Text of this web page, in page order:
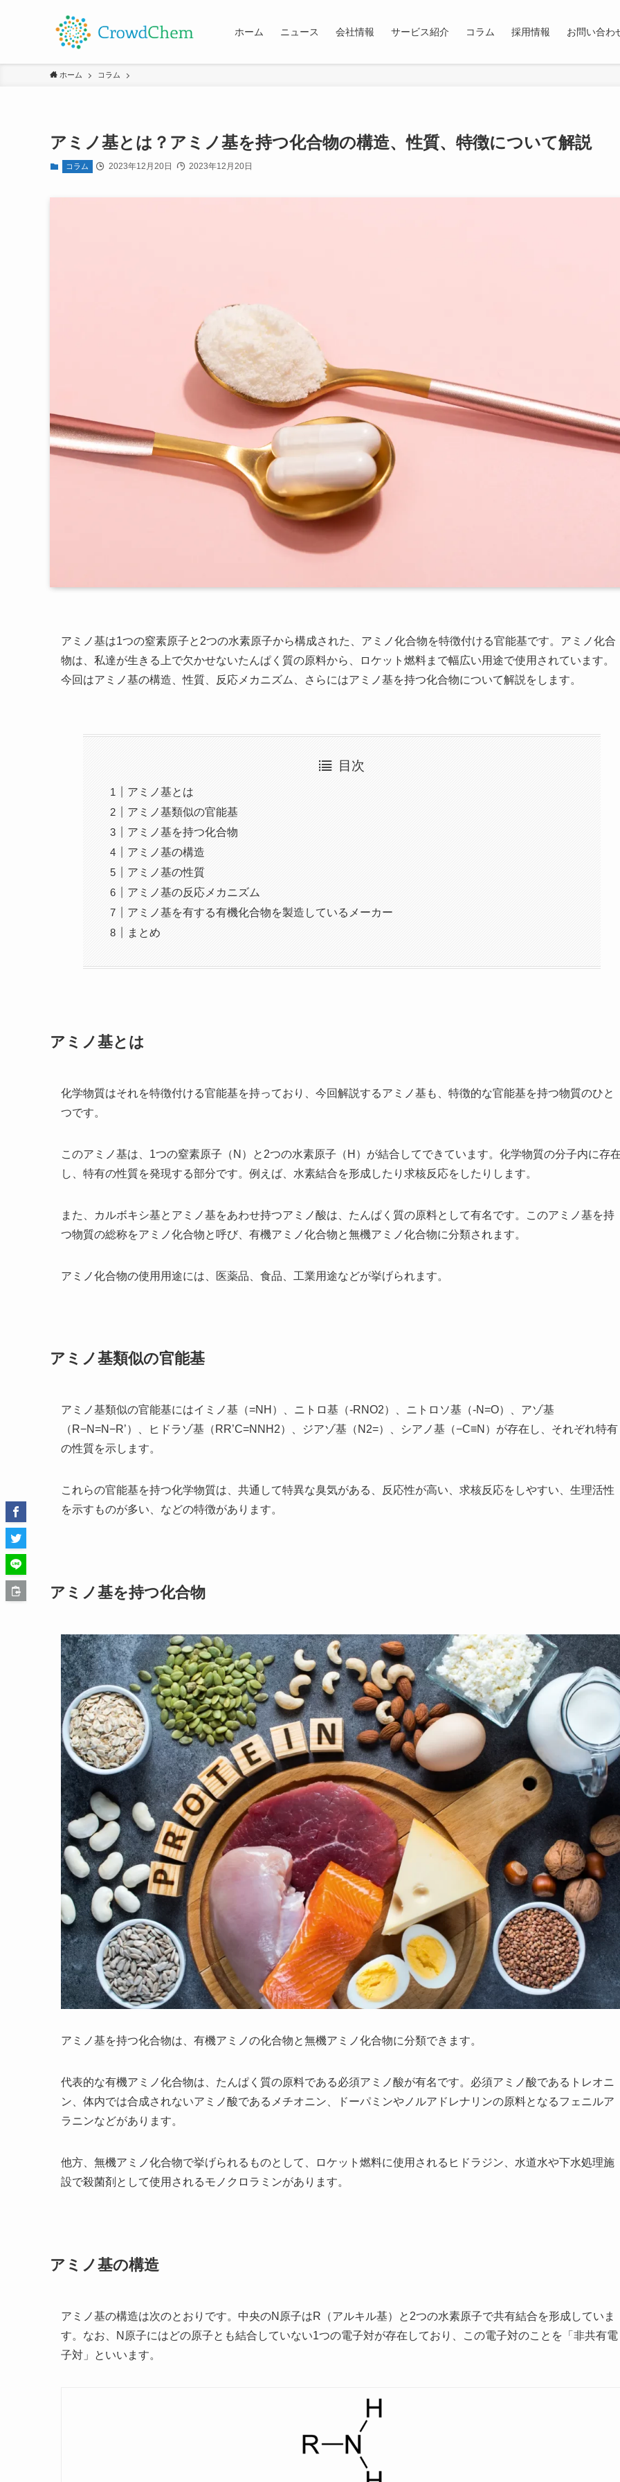
ホーム ニュース 会社情報 サービス紹介 コラム 採用情報 お問い合わ
ホーム コラム
アミノ基とは？アミノ基を持つ化合物の構造、性質、特徴について解説
コラム 2023年12月20日 2023年12月20日
アミノ基は1つの窒素原子と2つの水素原子から構成された、アミノ化合物を特徴付ける官能基です。アミノ化合
物は、私達が生きる上で欠かせないたんぱく質の原料から、ロケット燃料まで幅広い用途で使用されています。
今回はアミノ基の構造、性質、反応メカニズム、さらにはアミノ基を持つ化合物について解説をします。
目次
アミノ基とは
アミノ基類似の官能基
アミノ基を持つ化合物
アミノ基の構造
アミノ基の性質
アミノ基の反応メカニズム
アミノ基を有する有機化合物を製造しているメーカー
まとめ
アミノ基とは
化学物質はそれを特徴付ける官能基を持っており、今回解説するアミノ基も、特徴的な官能基を持つ物質のひと
つです。
このアミノ基は、1つの窒素原子（N）と2つの水素原子（H）が結合してできています。化学物質の分子内に存
し、特有の性質を発現する部分です。例えば、水素結合を形成したり求核反応をしたりします。
また、カルボキシ基とアミノ基をあわせ持つアミノ酸は、たんぱく質の原料として有名です。このアミノ基を持
つ物質の総称をアミノ化合物と呼び、有機アミノ化合物と無機アミノ化合物に分類されます。
アミノ化合物の使用用途には、医薬品、食品、工業用途などが挙げられます。
アミノ基類似の官能基
アミノ基類似の官能基にはイミノ基（=NH）、ニトロ基（-RNO2）、ニトロソ基（-N=O）、アゾ基
（R−N=N−R’）、ヒドラゾ基（RR’C=NNH2）、ジアゾ基（N2=）、シアノ基（−C≡N）が存在し、それぞれ特有
の性質を示します。
これらの官能基を持つ化学物質は、共通して特異な臭気がある、反応性が高い、求核反応をしやすい、生理活性
を示すものが多い、などの特徴があります。
アミノ基を持つ化合物
アミノ基を持つ化合物は、有機アミノの化合物と無機アミノ化合物に分類できます。
代表的な有機アミノ化合物は、たんぱく質の原料である必須アミノ酸が有名です。必須アミノ酸であるトレオニ
ン、体内では合成されないアミノ酸であるメチオニン、ドーパミンやノルアドレナリンの原料となるフェニルア
ラニンなどがあります。
他方、無機アミノ化合物で挙げられるものとして、ロケット燃料に使用されるヒドラジン、水道水や下水処理施
設で殺菌剤として使用されるモノクロラミンがあります。
アミノ基の構造
アミノ基の構造は次のとおりです。中央のN原子はR（アルキル基）と2つの水素原子で共有結合を形成していま
す。なお、N原子にはどの原子とも結合していない1つの電子対が存在しており、この電子対のことを「非共有電
子対」といいます。